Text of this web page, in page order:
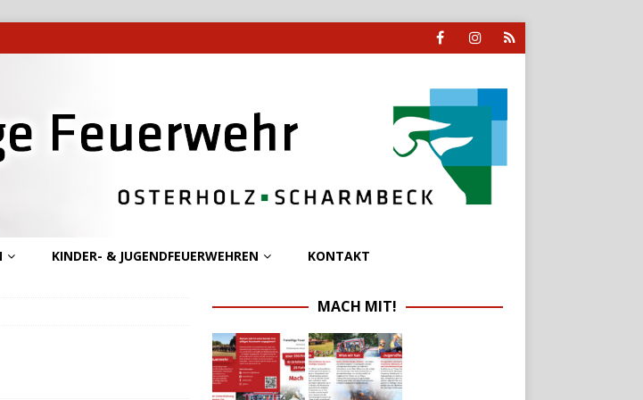
KINDER- & JUGENDFEUERWEHREN KONTAKT
MACH MIT!